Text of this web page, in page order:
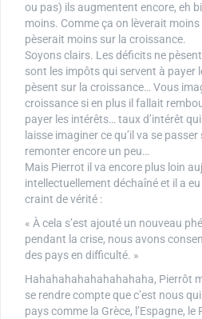
ou pas) ils augmentent encore, eh
moins. Comme ça on lèverait moins
pèserait moins sur la croissance.
Soyons clairs. Les déficits ne
sont les impôts qui servent à payer
pèsent sur la croissance… Vous
croissance si en plus il fallait
payer les intérêts… taux d’intérêt
laisse imaginer ce qu’il va se
remonter encore un peu…
Mais Pierrot il va encore plus loin
intellectuellement déchaîné et il a
craint de vérité :
« À cela s’est ajouté un nouveau
pendant la crise, nous avons
des pays en difficulté. »
Hahahahahahahahahaha, Pierrôt
se rendre compte que c’est nous
pays comme la Grèce, l’Espagne,